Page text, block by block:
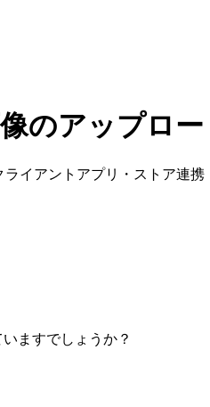
のアップロ
イアントアプリ・ストア連携
ますでしょうか？